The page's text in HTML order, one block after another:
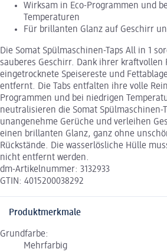
Wirksam in Eco-Programmen und
Temperaturen
Für brillanten Glanz auf Geschirr
Die Somat Spülmaschinen-Taps All in 1
sauberes Geschirr. Dank ihrer kraftvollen
eingetrocknete Speisereste und
entfernt. Die Tabs entfalten ihre volle
Programmen und bei niedrigen
neutralisieren die Somat Spülmaschinen-
unangenehme Gerüche und verleihen
einen brillanten Glanz, ganz ohne
Rückstände. Die wasserlösliche Hülle
nicht entfernt werden.
dm-Artikelnummer: 3132933
GTIN: 4015200038292
Produktmerkmale
Grundfarbe:
Mehrfarbig